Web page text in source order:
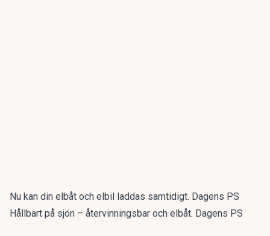
Nu kan din elbåt och elbil laddas samtidigt. Dagens PS
Hållbart på sjön – återvinningsbar och elbåt. Dagens PS